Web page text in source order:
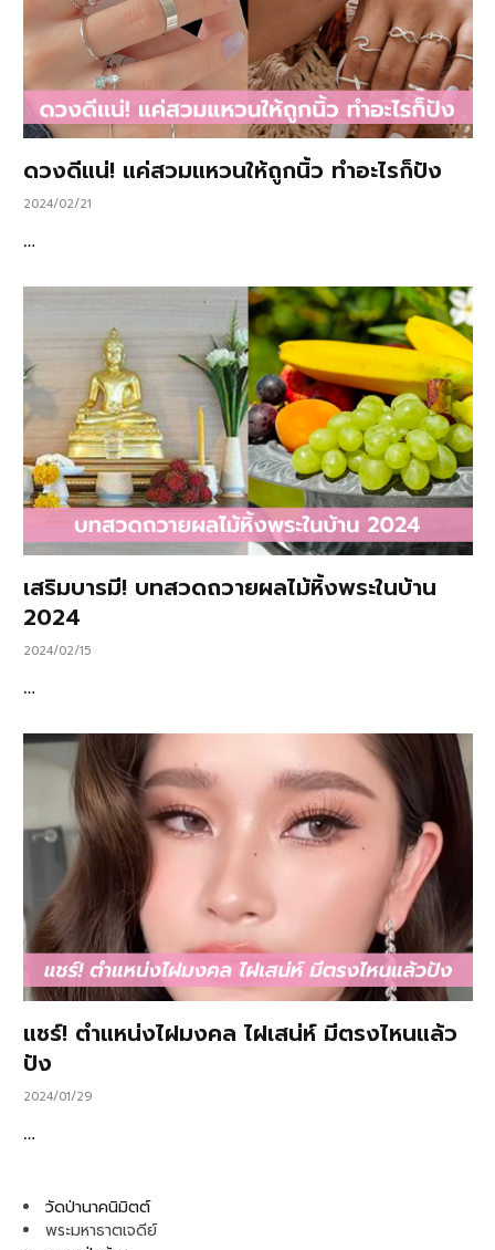
ดวงดีแน่! แค่สวมแหวนให้ถูกนิ้ว ทำอะไรก็ปัง
2024/02/21
…
เสริมบารมี! บทสวดถวายผลไม้หิ้งพระในบ้าน
2024
2024/02/15
…
แชร์! ตำแหน่งไฝมงคล ไฝเสน่ห์ มีตรงไหนแล้ว
ปัง
2024/01/29
…
วัดป่านาคนิมิตต์
พระมหาธาตเจดีย์